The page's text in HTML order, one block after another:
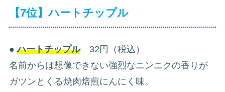
【7位】ハートチップル
●ハートチップル32円（税込）
名前からは想像できない強烈なニンニクの香りが
ガツンとくる焼肉焙煎にんにく味。